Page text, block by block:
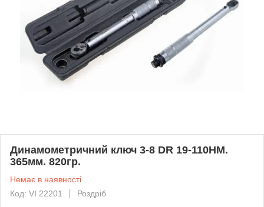
Динамометричний ключ 3-8 DR 19-110HM.
365мм. 820гр.
Немає в наявності
Код: VI 22201
Роздріб